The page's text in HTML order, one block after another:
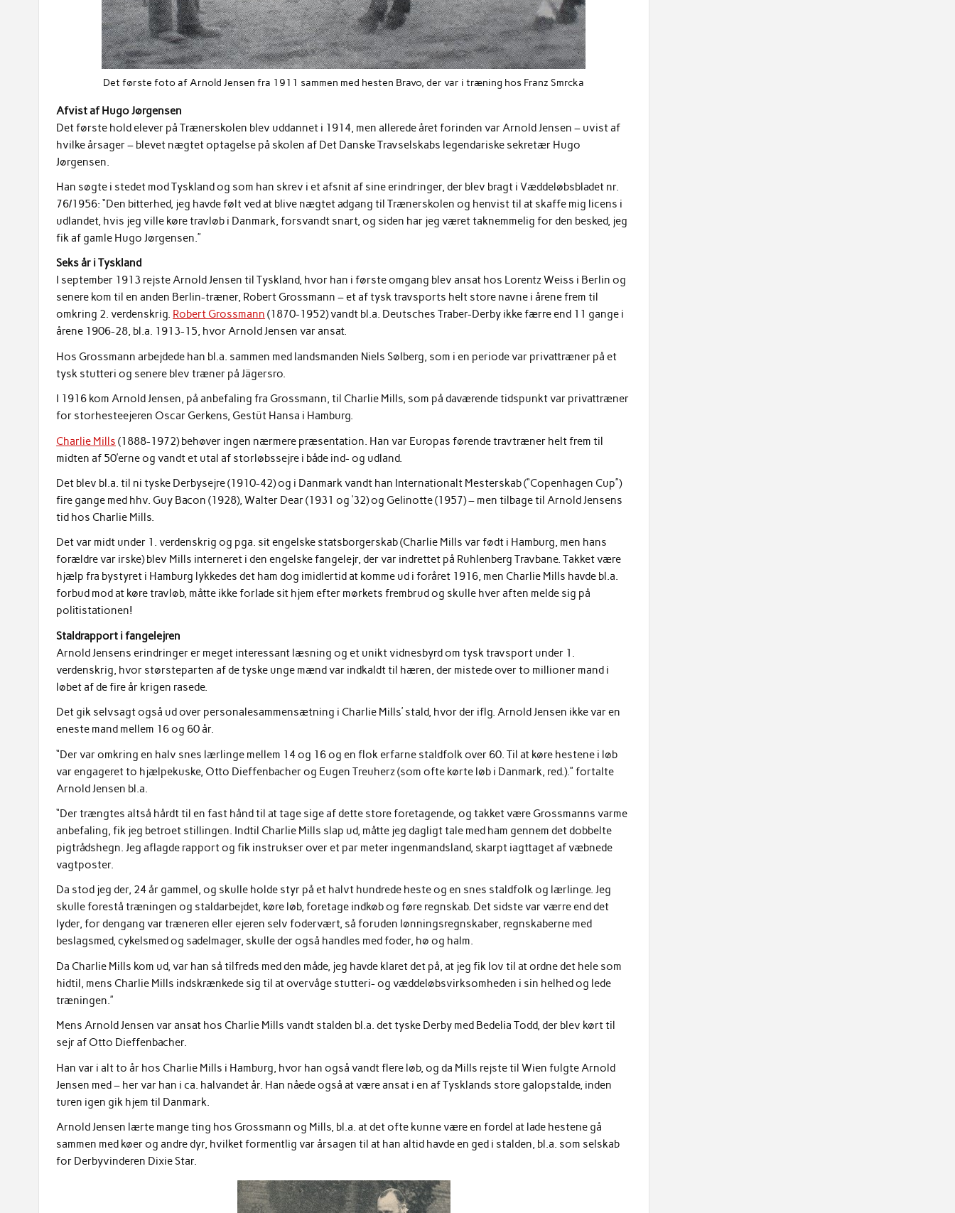
Det første foto af Arnold Jensen fra 1911 sammen med hesten Bravo, der var i træning hos Franz Smrcka
Afvist af Hugo Jørgensen
Det første hold elever på Trænerskolen blev uddannet i 1914, men allerede året forinden var Arnold Jensen – uvist af
hvilke årsager – blevet nægtet optagelse på skolen af Det Danske Travselskabs legendariske sekretær Hugo
Jørgensen.
Han søgte i stedet mod Tyskland og som han skrev i et afsnit af sine erindringer, der blev bragt i Væddeløbsbladet nr.
76/1956: “Den bitterhed, jeg havde følt ved at blive nægtet adgang til Trænerskolen og henvist til at skaffe mig licens i
udlandet, hvis jeg ville køre travløb i Danmark, forsvandt snart, og siden har jeg været taknemmelig for den besked, jeg
fik af gamle Hugo Jørgensen.”
Seks år i Tyskland
I september 1913 rejste Arnold Jensen til Tyskland, hvor han i første omgang blev ansat hos Lorentz Weiss i Berlin og
senere kom til en anden Berlin-træner, Robert Grossmann – et af tysk travsports helt store navne i årene frem til
omkring 2. verdenskrig. Robert Grossmann (1870-1952) vandt bl.a. Deutsches Traber-Derby ikke færre end 11 gange i
årene 1906-28, bl.a. 1913-15, hvor Arnold Jensen var ansat.
Hos Grossmann arbejdede han bl.a. sammen med landsmanden Niels Sølberg, som i en periode var privattræner på et
tysk stutteri og senere blev træner på Jägersro.
I 1916 kom Arnold Jensen, på anbefaling fra Grossmann, til Charlie Mills, som på daværende tidspunkt var privattræner
for storhesteejeren Oscar Gerkens, Gestüt Hansa i Hamburg.
Charlie Mills (1888-1972) behøver ingen nærmere præsentation. Han var Europas førende travtræner helt frem til
midten af 50’erne og vandt et utal af storløbssejre i både ind- og udland.
Det blev bl.a. til ni tyske Derbysejre (1910-42) og i Danmark vandt han Internationalt Mesterskab (“Copenhagen Cup”)
fire gange med hhv. Guy Bacon (1928), Walter Dear (1931 og ’32) og Gelinotte (1957) – men tilbage til Arnold Jensens
tid hos Charlie Mills.
Det var midt under 1. verdenskrig og pga. sit engelske statsborgerskab (Charlie Mills var født i Hamburg, men hans
forældre var irske) blev Mills interneret i den engelske fangelejr, der var indrettet på Ruhlenberg Travbane. Takket være
hjælp fra bystyret i Hamburg lykkedes det ham dog imidlertid at komme ud i foråret 1916, men Charlie Mills havde bl.a.
forbud mod at køre travløb, måtte ikke forlade sit hjem efter mørkets frembrud og skulle hver aften melde sig på
politistationen!
Staldrapport i fangelejren
Arnold Jensens erindringer er meget interessant læsning og et unikt vidnesbyrd om tysk travsport under 1.
verdenskrig, hvor størsteparten af de tyske unge mænd var indkaldt til hæren, der mistede over to millioner mand i
løbet af de fire år krigen rasede.
Det gik selvsagt også ud over personalesammensætning i Charlie Mills’ stald, hvor der iflg. Arnold Jensen ikke var en
eneste mand mellem 16 og 60 år.
“Der var omkring en halv snes lærlinge mellem 14 og 16 og en flok erfarne staldfolk over 60. Til at køre hestene i løb
var engageret to hjælpekuske, Otto Dieffenbacher og Eugen Treuherz (som ofte kørte løb i Danmark, red.).” fortalte
Arnold Jensen bl.a.
“Der trængtes altså hårdt til en fast hånd til at tage sige af dette store foretagende, og takket være Grossmanns varme
anbefaling, fik jeg betroet stillingen. Indtil Charlie Mills slap ud, måtte jeg dagligt tale med ham gennem det dobbelte
pigtrådshegn. Jeg aflagde rapport og fik instrukser over et par meter ingenmandsland, skarpt iagttaget af væbnede
vagtposter.
Da stod jeg der, 24 år gammel, og skulle holde styr på et halvt hundrede heste og en snes staldfolk og lærlinge. Jeg
skulle forestå træningen og staldarbejdet, køre løb, foretage indkøb og føre regnskab. Det sidste var værre end det
lyder, for dengang var træneren eller ejeren selv fodervært, så foruden lønningsregnskaber, regnskaberne med
beslagsmed, cykelsmed og sadelmager, skulle der også handles med foder, hø og halm.
Da Charlie Mills kom ud, var han så tilfreds med den måde, jeg havde klaret det på, at jeg fik lov til at ordne det hele som
hidtil, mens Charlie Mills indskrænkede sig til at overvåge stutteri- og væddeløbsvirksomheden i sin helhed og lede
træningen.”
Mens Arnold Jensen var ansat hos Charlie Mills vandt stalden bl.a. det tyske Derby med Bedelia Todd, der blev kørt til
sejr af Otto Dieffenbacher.
Han var i alt to år hos Charlie Mills i Hamburg, hvor han også vandt flere løb, og da Mills rejste til Wien fulgte Arnold
Jensen med – her var han i ca. halvandet år. Han nåede også at være ansat i en af Tysklands store galopstalde, inden
turen igen gik hjem til Danmark.
Arnold Jensen lærte mange ting hos Grossmann og Mills, bl.a. at det ofte kunne være en fordel at lade hestene gå
sammen med køer og andre dyr, hvilket formentlig var årsagen til at han altid havde en ged i stalden, bl.a. som selskab
for Derbyvinderen Dixie Star.